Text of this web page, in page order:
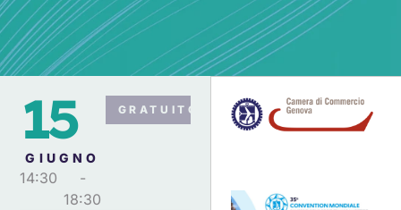
15
GIUGNO
14:30
-
18:30
GRATUITO